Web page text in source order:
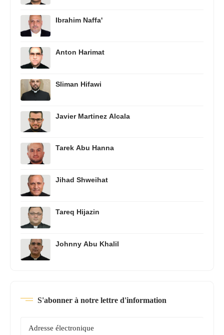
Ibrahim Naffa'
Anton Harimat
Sliman Hifawi
Javier Martinez Alcala
Tarek Abu Hanna
Jihad Shweihat
Tareq Hijazin
Johnny Abu Khalil
S'abonner à notre lettre d'information